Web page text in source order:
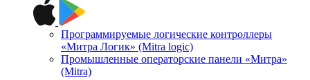
Программируемые логические контроллеры
«Митра Логик» (Mitra logic)
Промышленные операторские панели «Митра»
(Mitra)